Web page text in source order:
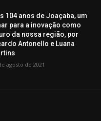
104 anos de Joaçaba, um
para a inovação como
da nossa região, por
Antonello e Luana
agosto de 2021